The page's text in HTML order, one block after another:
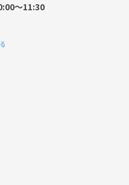
〜11:30